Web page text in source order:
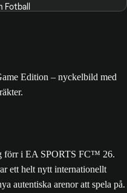
Fotball
förr i EA SPORTS FC™ 26.
ett helt nytt internationellt
autentiska arenor att spela på.